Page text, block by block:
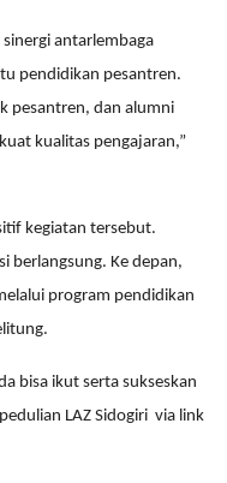
antarlembaga
pendidikan pesantren.
pesantren, dan alumni
kualitas pengajaran,”
kegiatan tersebut.
berlangsung. Ke depan,
program pendidikan
bisa ikut serta sukseskan
LAZ Sidogiri via link